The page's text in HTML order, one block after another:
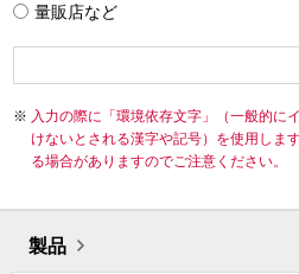
量販店など
入力の際に「環境依存文字」（一般的に
けないとされる漢字や記号）を使用しま
る場合がありますのでご注意ください。
製品